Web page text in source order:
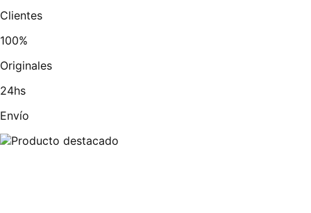
Clientes
100%
Originales
24hs
Envío